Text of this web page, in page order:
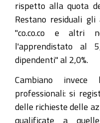
rispetto alla quota
Restano residuali
"co.co.co e altri
l'apprendistato al
dipendenti" al 2,0%.
Cambiano
professionali: si
delle richieste delle
qualificate a